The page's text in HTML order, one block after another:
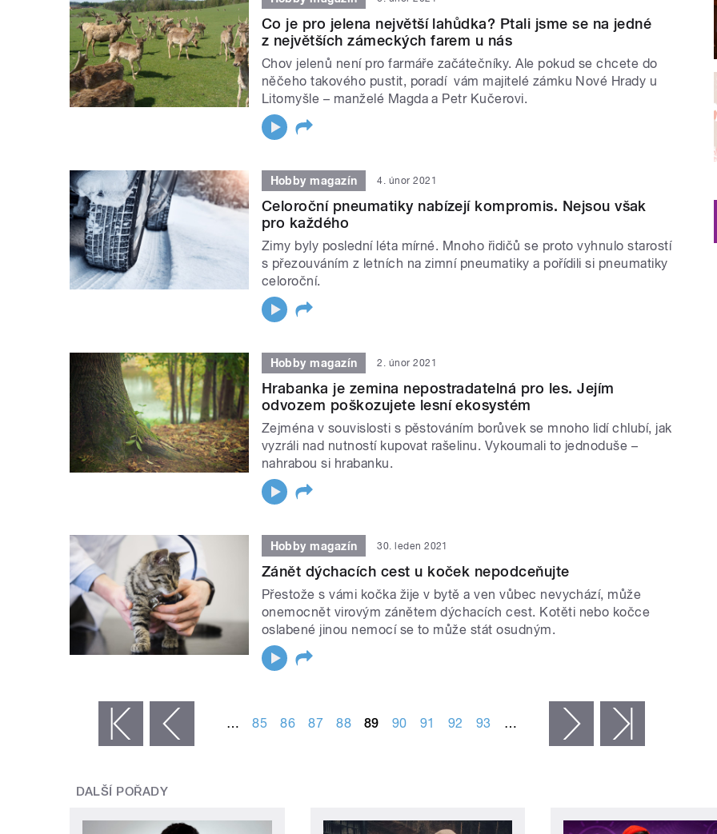
Co je pro jelena největší lahůdka? Ptali jsme se na jedné
z největších zámeckých farem u nás
Chov jelenů není pro farmáře začátečníky. Ale pokud se chcete do
něčeho takového pustit, poradí vám majitelé zámku Nové Hrady u
Litomyšle – manželé Magda a Petr Kučerovi.
Hobby magazín 4. únor 2021
Celoroční pneumatiky nabízejí kompromis. Nejsou však
pro každého
Zimy byly poslední léta mírné. Mnoho řidičů se proto vyhnulo starostí
s přezouváním z letních na zimní pneumatiky a pořídili si pneumatiky
celoroční.
Hobby magazín 2. únor 2021
Hrabanka je zemina nepostradatelná pro les. Jejím
odvozem poškozujete lesní ekosystém
Zejména v souvislosti s pěstováním borůvek se mnoho lidí chlubí, jak
vyzráli nad nutností kupovat rašelinu. Vykoumali to jednoduše –
nahrabou si hrabanku.
Hobby magazín 30. leden 2021
Zánět dýchacích cest u koček nepodceňujte
Přestože s vámi kočka žije v bytě a ven vůbec nevychází, může
onemocnět virovým zánětem dýchacích cest. Kotěti nebo kočce
oslabené jinou nemocí se to může stát osudným.
‹ předchozí … 85 86 87 88 89 90 91 92 93 … následující ›
DALŠÍ POŘADY